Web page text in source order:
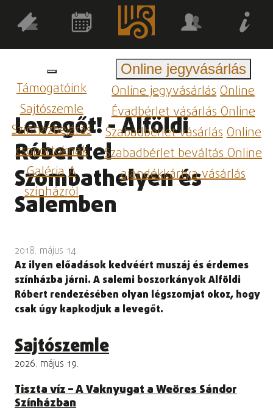
Támogatóink
Sajtószemle
Színházbejárás
csoportoknak
GalériaA
színházról
Online jegyvásárlás
Online jegyvásárlásOnline
Évadbérlet vásárlásOnline
Szabadbérlet vásárlásOnline
Szabadbérlet beváltásOnline
ajándékkártya vásárlás
Levegőt! - Alföldi
Róberttel
Szombathelyen és
Salemben
2018. május 14.
Az ilyen előadások kedvéért muszáj és érdemes
színházba járni. A salemi boszorkányok Alföldi
Róbert rendezésében olyan légszomjat okoz, hogy
csak úgy kapkodjuk a levegőt.
Sajtószemle
2026. május 19.
Tiszta víz – A Vaknyugat a Weöres Sándor
Színházban